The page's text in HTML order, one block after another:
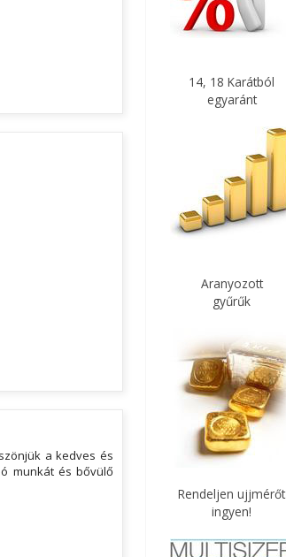
a kedves és
munkát és bővülő
14, 18 Karátból
egyaránt
Aranyozott
gyűrűk
Rendeljen ujjmérőt
ingyen!